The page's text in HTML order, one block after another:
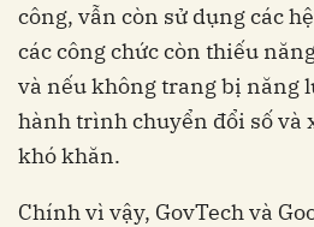
công, vẫn còn sử dụng các
các công chức còn thiếu
và nếu không trang bị năng
hành trình chuyển đổi số và
khó khăn.
Chính vì vậy, GovTech và